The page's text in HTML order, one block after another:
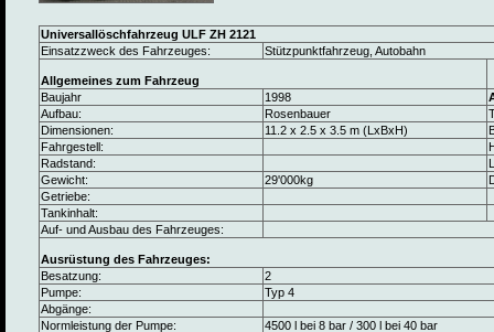
Universallöschfahrzeug ULF ZH 2121
Einsatzzweck des Fahrzeuges:
Stützpunktfahrzeug, Autobahn
Allgemeines zum Fahrzeug
Baujahr
1998
Aufbau:
Rosenbauer
Dimensionen:
11.2 x 2.5 x 3.5 m (LxBxH)
Fahrgestell:
Radstand:
Gewicht:
29'000kg
Getriebe:
Tankinhalt:
Auf- und Ausbau des Fahrzeuges:
Ausrüstung des Fahrzeuges:
Besatzung:
2
Pumpe:
Typ 4
Abgänge:
Normleistung der Pumpe:
4500 l bei 8 bar / 300 l bei 40 bar